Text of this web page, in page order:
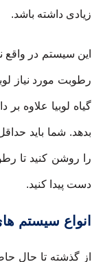
زیادی داشته باشد.
این سیستم در
رطوبت مورد نیاز
گیاه لوبیا علاوه
را روشن کنید تا
دست پیدا کنید.
انواع سیستم
از گذشته تا حال